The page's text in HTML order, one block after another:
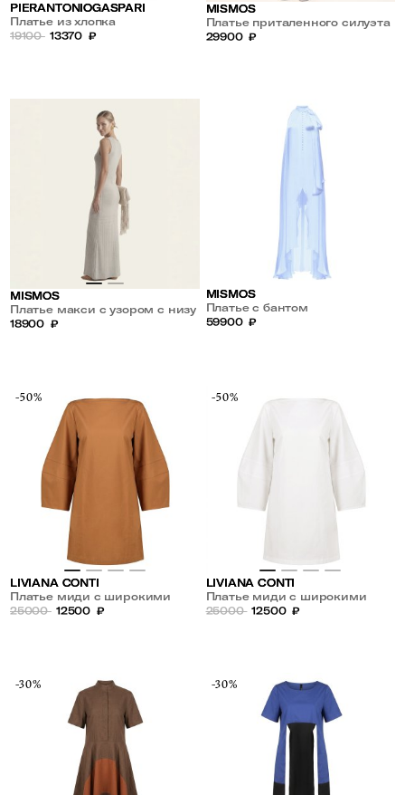
PIERANTONIOGASPARI
Платье из хлопка
19100 13370 ₽
MISMOS
Платье приталенного силуэта
с вырезом под грудью
29900 ₽
MISMOS
Платье макси с узором с низу
18900 ₽
MISMOS
Платье с бантом
59900 ₽
-50%
LIVIANA CONTI
Платье миди с широкими
рукавами
25000 12500 ₽
-50%
LIVIANA CONTI
Платье миди с широкими
рукавами
25000 12500 ₽
-30% -30%